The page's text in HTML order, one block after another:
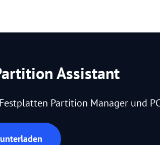
Assistant
Partition Manager und